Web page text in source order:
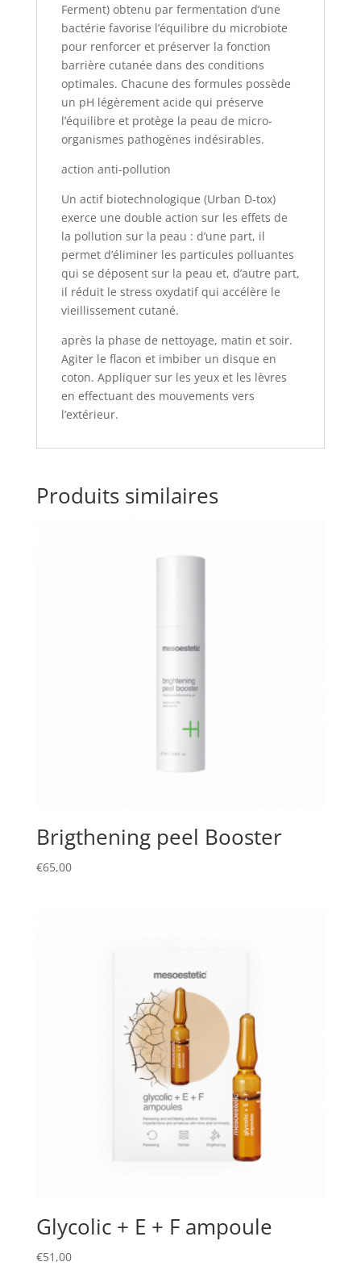
Ferment) obtenu par fermentation d’une
bactérie favorise l’équilibre du microbiote
pour renforcer et préserver la fonction
barrière cutanée dans des conditions
optimales. Chacune des formules possède
un pH légèrement acide qui préserve
l’équilibre et protège la peau de micro-
organismes pathogènes indésirables.
action anti-pollution
Un actif biotechnologique (Urban D-tox)
exerce une double action sur les effets de
la pollution sur la peau : d’une part, il
permet d’éliminer les particules polluantes
qui se déposent sur la peau et, d’autre part,
il réduit le stress oxydatif qui accélère le
vieillissement cutané.
après la phase de nettoyage, matin et soir.
Agiter le flacon et imbiber un disque en
coton. Appliquer sur les yeux et les lèvres
en effectuant des mouvements vers
l’extérieur.
Produits similaires
Brigthening peel Booster
€65,00
Glycolic + E + F ampoule
€51,00